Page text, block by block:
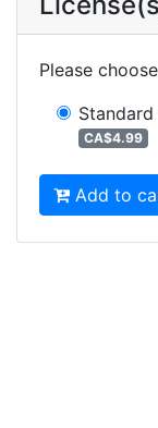
Please
CA$4.99
Add to